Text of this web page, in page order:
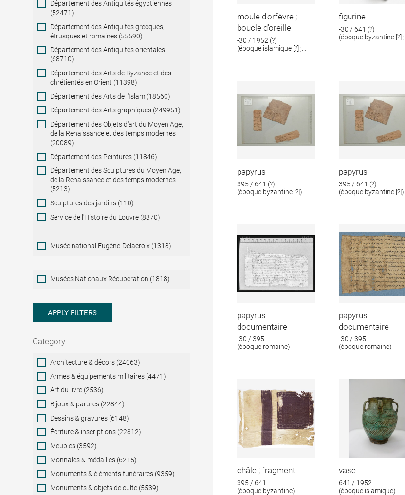
Collection
Département des Antiquités égyptiennes
(52471)
Département des Antiquités grecques,
étrusques et romaines (55590)
Département des Antiquités orientales
(68710)
Département des Arts de Byzance et des
chrétientés en Orient (11398)
Département des Arts de l'Islam (18560)
Département des Arts graphiques (249951)
Département des Objets d'art du Moyen Age,
de la Renaissance et des temps modernes
(20089)
Département des Peintures (11846)
Département des Sculptures du Moyen Age,
de la Renaissance et des temps modernes
(5213)
Sculptures des jardins (110)
Service de l'Histoire du Louvre (8370)
Musée national Eugène-Delacroix (1318)
Musées
Nationaux
Musées Nationaux Récupération (1818)
APPLY FILTERS
Category
Category
Architecture & décors (24063)
Armes & équipements militaires (4471)
Art du livre (2536)
Bijoux & parures (22844)
Dessins & gravures (6148)
Écriture & inscriptions (22812)
Meubles (3592)
Monnaies & médailles (6215)
Monuments & éléments funéraires (9359)
Monuments & objets de culte (5539)
moule d'orfèvre ;
boucle d'oreille
-30 / 1952 (?)
(époque islamique [?] ;
figurine
-30 / 641 (?)
(époque byzantine [?] ;
papyrus
395 / 641 (?)
(époque byzantine [?])
papyrus
395 / 641 (?)
(époque byzantine [?])
papyrus
documentaire
-30 / 395
(époque romaine)
papyrus
documentaire
-30 / 395
(époque romaine)
châle ; fragment
395 / 641
(époque byzantine)
vase
641 / 1952
(époque islamique)